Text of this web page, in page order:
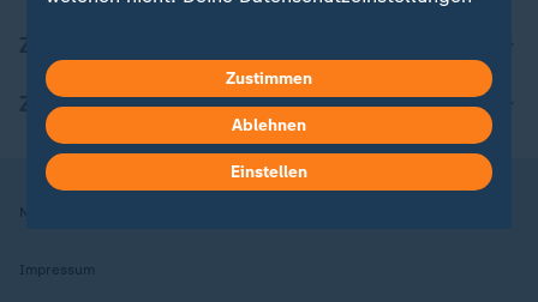
ZDFheute Apps
Nutzungsbedingungen
Impressum
Hier findest du das Impressum.
Weitere Informationen findest du in unserer
Datenschutzerklärung.
Zustimmen
Ablehnen
Einstellen